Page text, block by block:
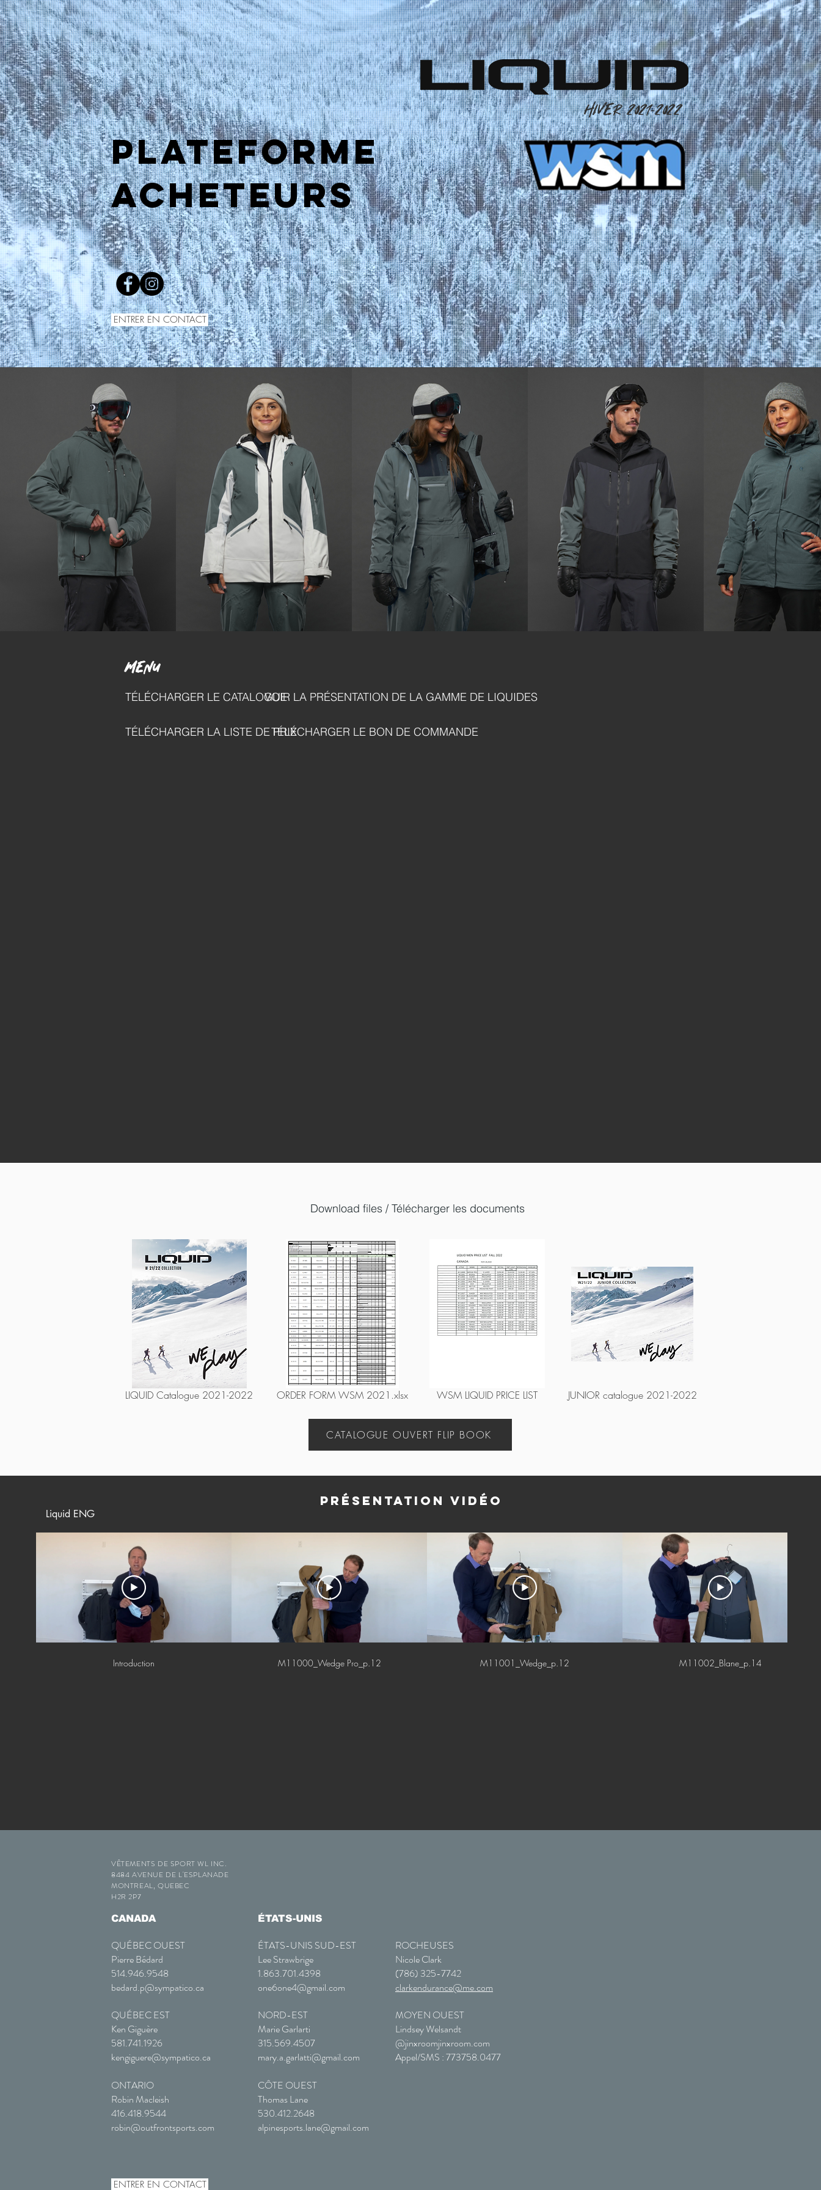
PLATEFORME
ACHETEURS
HIVER 2021-2022
ENTRER EN CONTACT
MENU
TÉLÉCHARGER LE CATALOGUEVOIR LA PRÉSENTATION DE LA GAMME DE LIQUIDES
TÉLÉCHARGER LA LISTE DE PRIXTÉLÉCHARGER LE BON DE COMMANDE
Download files / Télécharger les documents
LIQUID Catalogue 2021-2022 ORDER FORM WSM 2021.xlsx WSM LIQUID PRICE LIST JUNIOR catalogue 2021-2022
CATALOGUE OUVERT FLIP BOOK
Liquid ENG
Introduction M11000_Wedge Pro_p.12 M11001_Wedge_p.12 M11002_Blane_p.14
PRÉSENTATION VIDÉO
VÊTEMENTS DE SPORT WL INC.
8484 AVENUE DE L'ESPLANADE
MONTREAL, QUEBEC
H2R 2P7
CANADA
QUÉBEC OUEST
Pierre Bédard
514.946.9548
bedard.p@sympatico.ca
QUÉBEC EST
Ken Giguère
581.741.1926
kengiguere@sympatico.ca
ONTARIO
Robin Macleish
416.418.9544
robin@outfrontsports.com
ÉTATS-UNIS
ÉTATS-UNIS SUD-EST
Lee Strawbrige
1.863.701.4398
one6one4@gmail.com
NORD-EST
Marie Garlarti
315.569.4507
mary.a.garlatti@gmail.com
CÔTE OUEST
Thomas Lane
530.412.2648
alpinesports.lane@gmail.com
ROCHEUSES
Nicole Clark
(786) 325-7742
clarkendurance@me.com
MOYEN OUEST
Lindsey Welsandt
@jinxroomjinxroom.com
Appel/SMS : 773758.0477
ENTRER EN CONTACT